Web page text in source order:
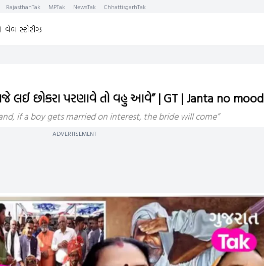
RajasthanTak MPTak NewsTak ChhattisgarhTak
વેબ સ્ટોરીઝ
લઈ છોકરા પરણાવે તો વહુ આવે” | GT | Janta no mood
if a boy gets married on interest, the bride will come”
ADVERTISEMENT